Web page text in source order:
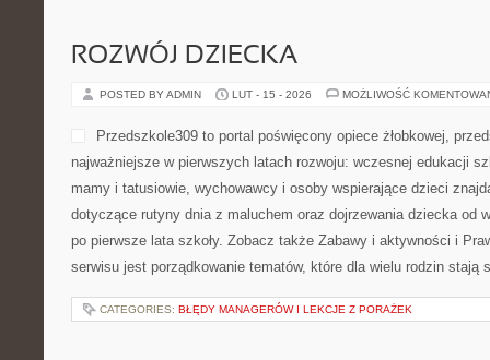
ROZWÓJ DZIECKA
POSTED BY ADMIN LUT - 15 - 2026 MOŻLIWOŚĆ
Przedszkole309 to portal poświęcony opiece żłobkowej,
najważniejsze w pierwszych latach rozwoju: wczesnej edukacji
mamy i tatusiowie, wychowawcy i osoby wspierające dzieci
dotyczące rutyny dnia z maluchem oraz dojrzewania dziecka od
po pierwsze lata szkoły. Zobacz także Zabawy i aktywności i
serwisu jest porządkowanie tematów, które dla wielu rodzin
CATEGORIES: BŁĘDY MANAGERÓW I LEKCJE Z PORAŻEK